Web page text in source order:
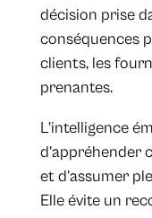
décision prise
conséquences
clients, les
prenantes.
L’intelligence
d’appréhender
et d’assumer
Elle évite un